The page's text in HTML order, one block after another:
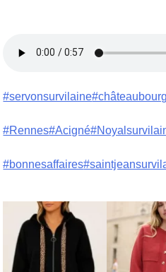
#servonsurvilaine
#Rennes#Acigné
#bonnesaffaires